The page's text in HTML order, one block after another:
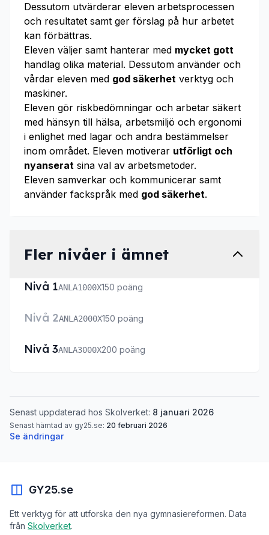
Dessutom utvärderar eleven arbetsprocessen
och resultatet samt ger förslag på hur arbetet
kan förbättras.
Eleven väljer samt hanterar med mycket gott
handlag olika material. Dessutom använder och
vårdar eleven med god säkerhet verktyg och
maskiner.
Eleven gör riskbedömningar och arbetar säkert
med hänsyn till hälsa, arbetsmiljö och ergonomi
i enlighet med lagar och andra bestämmelser
inom området. Eleven motiverar utförligt och
nyanserat sina val av arbetsmetoder.
Eleven samverkar och kommunicerar samt
använder fackspråk med god säkerhet.
Fler nivåer i ämnet
Nivå 1ANLA1000X150 poäng
Nivå 2ANLA2000X150 poäng
Nivå 3ANLA3000X200 poäng
Senast uppdaterad hos Skolverket: 8 januari 2026
Senast hämtad av gy25.se: 20 februari 2026
Se ändringar
GY25.se
Ett verktyg för att utforska den nya gymnasiereformen. Data
från Skolverket.